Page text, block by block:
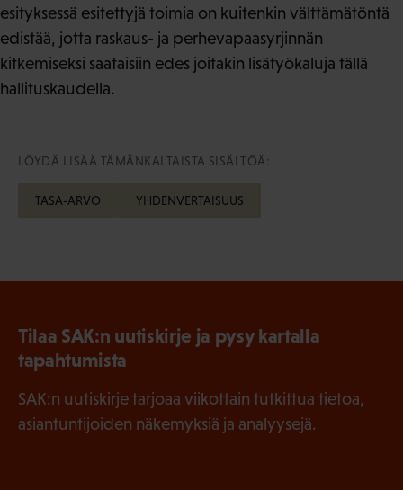
esityksessä esitettyjä toimia on kuitenkin välttämätöntä
edistää, jotta raskaus- ja perhevapaasyrjinnän
kitkemiseksi saataisiin edes joitakin lisätyökaluja tällä
hallituskaudella.
LÖYDÄ LISÄÄ TÄMÄNKALTAISTA SISÄLTÖÄ:
TASA-ARVO YHDENVERTAISUUS
Tilaa SAK:n uutiskirje ja pysy kartalla
tapahtumista
SAK:n uutiskirje tarjoaa viikottain tutkittua tietoa,
asiantuntijoiden näkemyksiä ja analyysejä.